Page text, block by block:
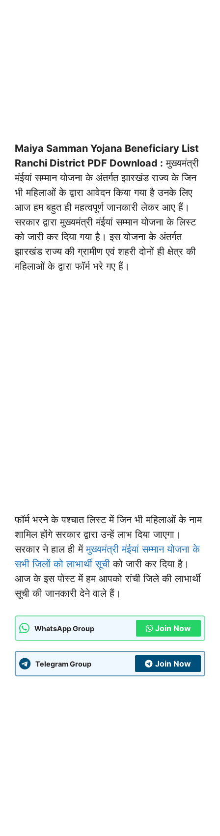
Maiya Samman Yojana Beneficiary List
Ranchi District PDF Download : मुख्यमंत्री
मंईयां सम्मान योजना के अंतर्गत झारखंड राज्य के जिन
भी महिलाओं के द्वारा आवेदन किया गया है उनके लिए
आज हम बहुत ही महत्वपूर्ण जानकारी लेकर आए हैं।
सरकार द्वारा मुख्यमंत्री मंईयां सम्मान योजना के लिस्ट
को जारी कर दिया गया है। इस योजना के अंतर्गत
झारखंड राज्य की ग्रामीण एवं शहरी दोनों ही क्षेत्र की
महिलाओं के द्वारा फॉर्म भरे गए हैं।
फॉर्म भरने के पश्चात लिस्ट में जिन भी महिलाओं के नाम
शामिल होंगे सरकार द्वारा उन्हें लाभ दिया जाएगा।
सरकार ने हाल ही मेंमुख्यमंत्री मंईयां सम्मान योजना के
सभी जिलों को लाभार्थी सूची को जारी कर दिया है।
आज के इस पोस्ट में हम आपको रांची जिले की लाभार्थी
सूची की जानकारी देने वाले हैं।
WhatsApp Group Join Now
Telegram Group Join Now